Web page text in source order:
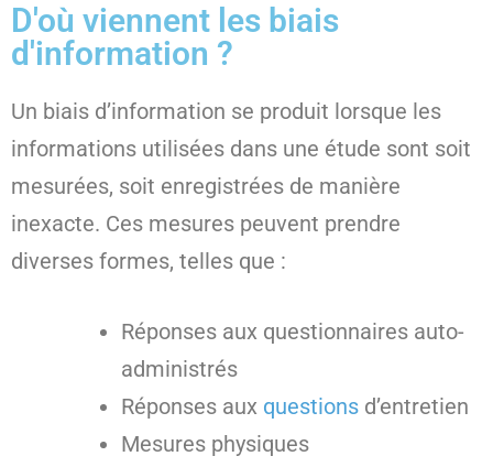
D'où viennent les biais
d'information ?
Un biais d’information se produit lorsque les
informations utilisées dans une étude sont soit
mesurées, soit enregistrées de manière
inexacte. Ces mesures peuvent prendre
diverses formes, telles que :
Réponses aux questionnaires auto-
administrés
Réponses aux questions d’entretien
Mesures physiques